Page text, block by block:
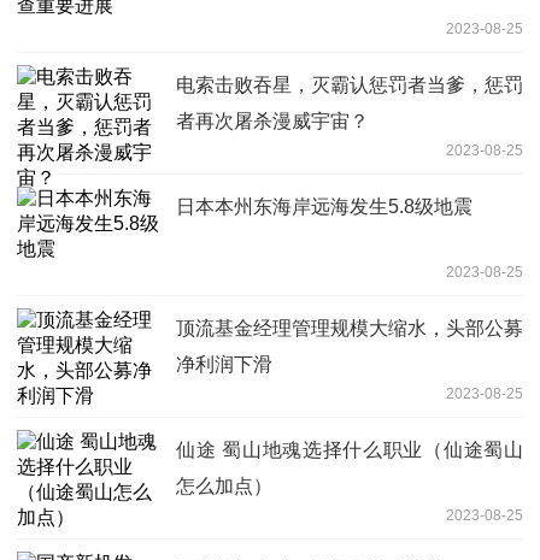
2023-08-25
电索击败吞星，灭霸认惩罚者当爹，惩罚
者再次屠杀漫威宇宙？
2023-08-25
日本本州东海岸远海发生5.8级地震
2023-08-25
顶流基金经理管理规模大缩水，头部公募
净利润下滑
2023-08-25
仙途 蜀山地魂选择什么职业（仙途蜀山
怎么加点）
2023-08-25